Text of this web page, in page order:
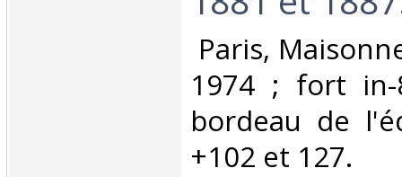
Paris,
1974 ; fort
bordeau de
+102 et 127. ‎